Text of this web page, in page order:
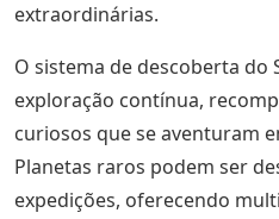
extraordinárias.
O sistema de descoberta do
exploração contínua,
curiosos que se aventuram
Planetas raros podem ser
expedições, oferecendo